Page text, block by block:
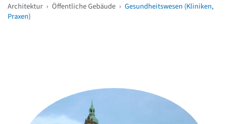
Architektur › Öffentliche Gebäude › Gesundheitswesen (Kliniken,
Praxen)